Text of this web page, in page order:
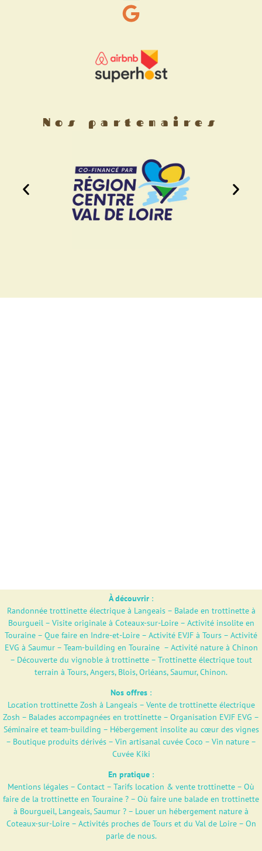
Nos partenaires
À découvrir :
Randonnée trottinette électrique à Langeais– Balade en trottinette à
Bourgueil– Visite originale à Coteaux-sur-Loire– Activité insolite en
Touraine – Que faire en Indre-et-Loire – Activité EVJF à Tours – Activité
EVG à Saumur– Team-building en Touraine– Activité nature à Chinon
– Découverte du vignoble à trottinette – Trottinette électrique tout
terrain à Tours, Angers, Blois, Orléans, Saumur, Chinon.
Nos offres :
Location trottinette Zosh à Langeais– Vente de trottinette électrique
Zosh – Balades accompagnées en trottinette – Organisation EVJF EVG –
Séminaire et team-building – Hébergement insolite au cœur des vignes
– Boutique produits dérivés – Vin artisanal cuvée Coco – Vin nature –
Cuvée Kiki
En pratique :
Mentions légales – Contact – Tarifs location & vente trottinette – Où
faire de la trottinette en Touraine ? – Où faire une balade en trottinette
à Bourgueil, Langeais, Saumur ? – Louer un hébergement nature à
Coteaux-sur-Loire– Activités proches de Tours et du Val de Loire– On
parle de nous.